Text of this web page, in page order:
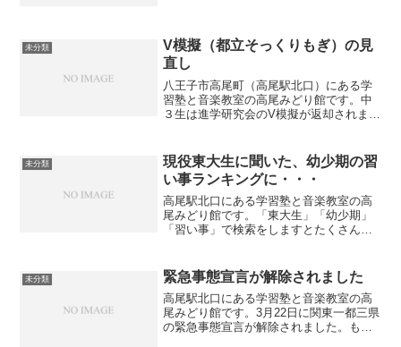
と試験範囲が広くて試験...
未分類
V模擬（都立そっくりもぎ）の見
直し
八王子市高尾町（高尾駅北口）にある学
習塾と音楽教室の高尾みどり館です。中
３生は進学研究会のV模擬が返却されまし
おしをすることです。特に各問題に正答
率が出ていますので、7...
未分類
現役東大生に聞いた、幼少期の習
い事ランキングに・・・
高尾駅北口にある学習塾と音楽教室の高
尾みどり館です。「東大生」「幼少期」
「習い事」で検索をしますとたくさん習
２位 ピアノ３位 英語、英会話４位
進学塾５位 通信教育どの...
未分類 緊急事態宣言が解除されました
高尾駅北口にある学習塾と音楽教室の高
尾みどり館です。3月22日に関東一都三県
の緊急事態宣言が解除されました。もち